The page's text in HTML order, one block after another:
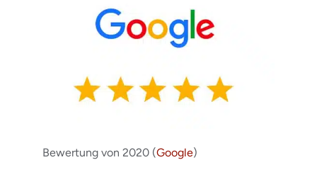
Bewertung von 2020 (Google)